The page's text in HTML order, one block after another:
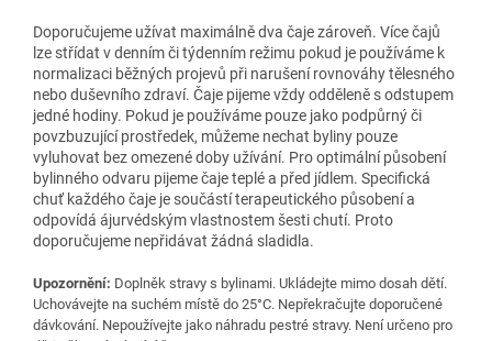
Doporučujeme užívat maximálně dva čaje zároveň. Více čajů
lze střídat v denním či týdenním režimu pokud je používáme k
normalizaci běžných projevů při narušení rovnováhy tělesného
nebo duševního zdraví. Čaje pijeme vždy odděleně s odstupem
jedné hodiny. Pokud je používáme pouze jako podpůrný či
povzbuzující prostředek, můžeme nechat byliny pouze
vyluhovat bez omezené doby užívání. Pro optimální působení
bylinného odvaru pijeme čaje teplé a před jídlem. Specifická
chuť každého čaje je součástí terapeutického působení a
odpovídá ájurvédským vlastnostem šesti chutí. Proto
doporučujeme nepřidávat žádná sladidla.
Upozornění: Doplněk stravy s bylinami. Ukládejte mimo dosah dětí.
Uchovávejte na suchém místě do 25°C. Nepřekračujte doporučené
dávkování. Nepoužívejte jako náhradu pestré stravy. Není určeno pro